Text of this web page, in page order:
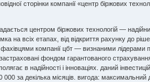
сторінки компанії «центр біржових
центром біржових технологій —
на всіх етапах, від відкриття рахунку до
компанії цбт — визнаними лідерами
фондом гарантованого
в надійності і інноваціях. даний
за декілька місяців. вигода: максимальний